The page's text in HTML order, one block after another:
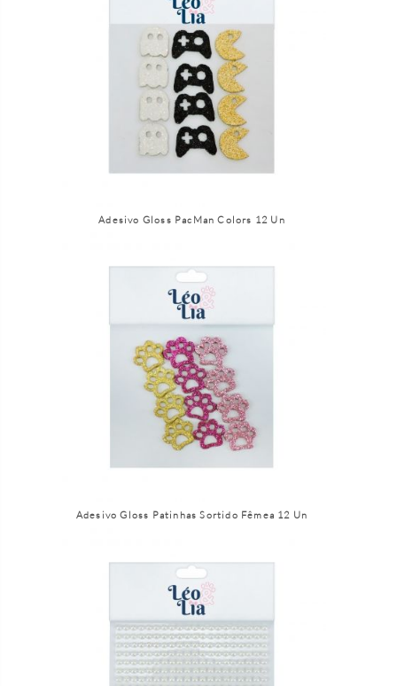
Adesivo Gloss PacMan Colors 12 Un
Adesivo Gloss Patinhas Sortido Fêmea 12 Un